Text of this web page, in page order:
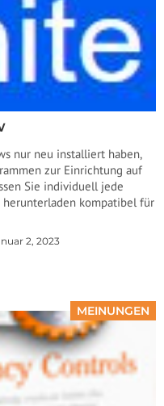
nur neu installiert haben,
zur Einrichtung auf
Sie individuell jede
herunterladen kompatibel für
2, 2023
MEINUNGEN